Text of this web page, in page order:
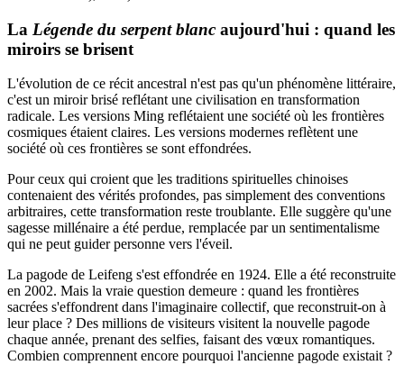
La Légende du serpent blanc aujourd'hui : quand les
miroirs se brisent
L'évolution de ce récit ancestral n'est pas qu'un phénomène littéraire,
c'est un miroir brisé reflétant une civilisation en transformation
radicale. Les versions Ming reflétaient une société où les frontières
cosmiques étaient claires. Les versions modernes reflètent une
société où ces frontières se sont effondrées.
Pour ceux qui croient que les traditions spirituelles chinoises
contenaient des vérités profondes, pas simplement des conventions
arbitraires, cette transformation reste troublante. Elle suggère qu'une
sagesse millénaire a été perdue, remplacée par un sentimentalisme
qui ne peut guider personne vers l'éveil.
La pagode de Leifeng s'est effondrée en 1924. Elle a été reconstruite
en 2002. Mais la vraie question demeure : quand les frontières
sacrées s'effondrent dans l'imaginaire collectif, que reconstruit-on à
leur place ? Des millions de visiteurs visitent la nouvelle pagode
chaque année, prenant des selfies, faisant des vœux romantiques.
Combien comprennent encore pourquoi l'ancienne pagode existait ?